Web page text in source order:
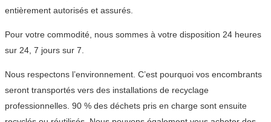
entièrement autorisés et assurés.
Pour votre commodité, nous sommes à votre disposition 24 heures
sur 24, 7 jours sur 7.
Nous respectons l’environnement. C’est pourquoi vos encombrants
seront transportés vers des installations de recyclage
professionnelles. 90 % des déchets pris en charge sont ensuite